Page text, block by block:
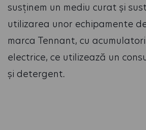
susținem un mediu curat și
utilizarea unor echipamente
marca Tennant, cu acumulatori
electrice, ce utilizează un
și detergent.